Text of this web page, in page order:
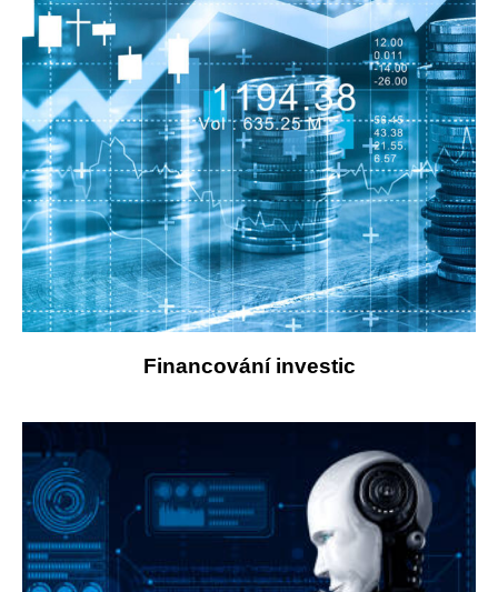
Financování investic